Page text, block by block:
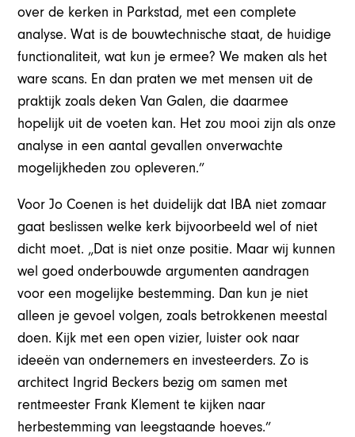
over de kerken in Parkstad, met een complete
analyse. Wat is de bouwtechnische staat, de huidige
functionaliteit, wat kun je ermee? We maken als het
ware scans. En dan praten we met mensen uit de
praktijk zoals deken Van Galen, die daarmee
hopelijk uit de voeten kan. Het zou mooi zijn als onze
analyse in een aantal gevallen onverwachte
mogelijkheden zou opleveren.”
Voor Jo Coenen is het duidelijk dat IBA niet zomaar
gaat beslissen welke kerk bijvoorbeeld wel of niet
dicht moet. „Dat is niet onze positie. Maar wij kunnen
wel goed onderbouwde argumenten aandragen
voor een mogelijke bestemming. Dan kun je niet
alleen je gevoel volgen, zoals betrokkenen meestal
doen. Kijk met een open vizier, luister ook naar
ideeën van ondernemers en investeerders. Zo is
architect Ingrid Beckers bezig om samen met
rentmeester Frank Klement te kijken naar
herbestemming van leegstaande hoeves.”